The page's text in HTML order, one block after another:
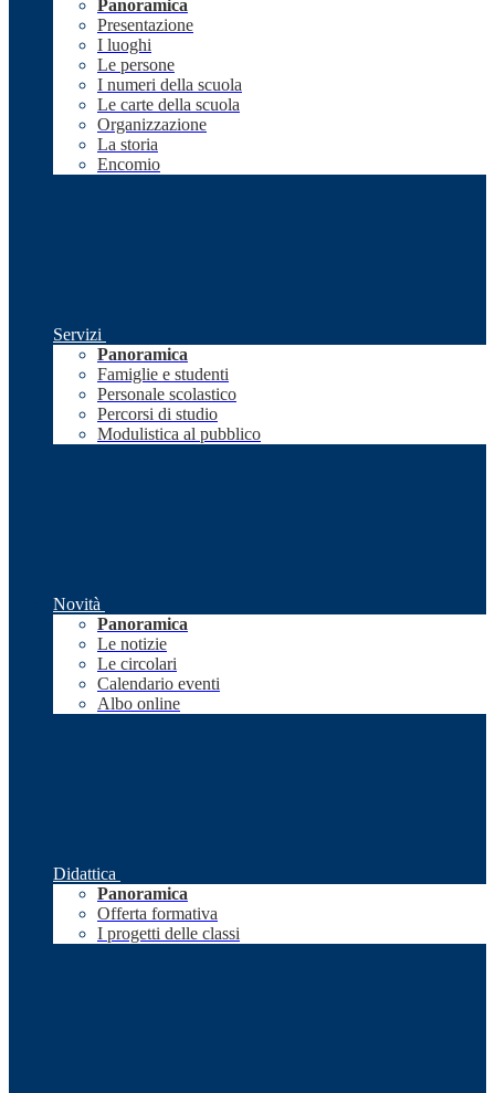
Panoramica
Presentazione
I luoghi
Le persone
I numeri della scuola
Le carte della scuola
Organizzazione
La storia
Encomio
Servizi
Panoramica
Famiglie e studenti
Personale scolastico
Percorsi di studio
Modulistica al pubblico
Novità
Panoramica
Le notizie
Le circolari
Calendario eventi
Albo online
Didattica
Panoramica
Offerta formativa
I progetti delle classi